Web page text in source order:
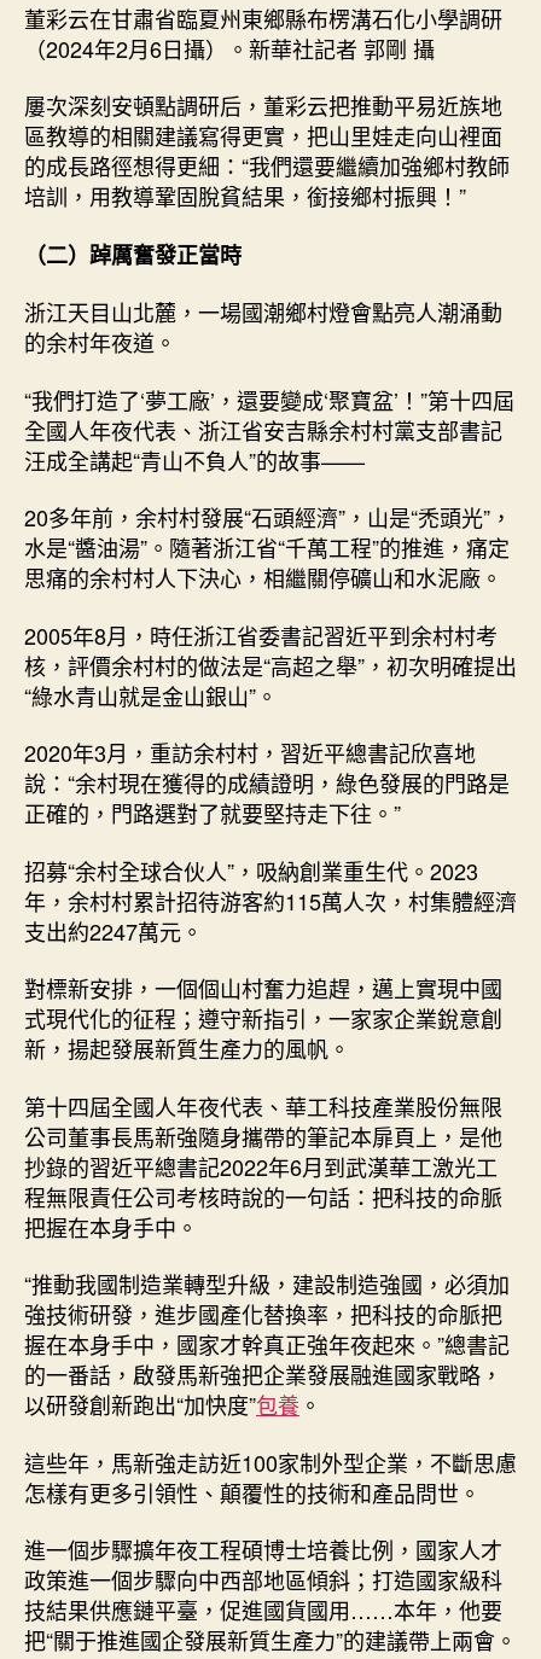
董彩云在甘肅省臨夏州東鄉縣布楞溝石化小學調研
（2024年2月6日攝）。新華社記者 郭剛 攝
屢次深刻安頓點調研后，董彩云把推動平易近族地
區教導的相關建議寫得更實，把山里娃走向山裡面
的成長路徑想得更細：“我們還要繼續加強鄉村教師
培訓，用教導鞏固脫貧結果，銜接鄉村振興！”
（二）踔厲奮發正當時
浙江天目山北麓，一場國潮鄉村燈會點亮人潮涌動
的余村年夜道。
“我們打造了‘夢工廠’，還要變成‘聚寶盆’！”第十四屆
全國人年夜代表、浙江省安吉縣余村村黨支部書記
汪成全講起“青山不負人”的故事——
20多年前，余村村發展“石頭經濟”，山是“禿頭光”，
水是“醬油湯”。隨著浙江省“千萬工程”的推進，痛定
思痛的余村村人下決心，相繼關停礦山和水泥廠。
2005年8月，時任浙江省委書記習近平到余村村考
核，評價余村村的做法是“高超之舉”，初次明確提出
“綠水青山就是金山銀山”。
2020年3月，重訪余村村，習近平總書記欣喜地
說：“余村現在獲得的成績證明，綠色發展的門路是
正確的，門路選對了就要堅持走下往。”
招募“余村全球合伙人”，吸納創業重生代。2023
年，余村村累計招待游客約115萬人次，村集體經濟
支出約2247萬元。
對標新安排，一個個山村奮力追趕，邁上實現中國
式現代化的征程；遵守新指引，一家家企業銳意創
新，揚起發展新質生產力的風帆。
第十四屆全國人年夜代表、華工科技產業股份無限
公司董事長馬新強隨身攜帶的筆記本扉頁上，是他
抄錄的習近平總書記2022年6月到武漢華工激光工
程無限責任公司考核時說的一句話：把科技的命脈
把握在本身手中。
“推動我國制造業轉型升級，建設制造強國，必須加
強技術研發，進步國產化替換率，把科技的命脈把
握在本身手中，國家才幹真正強年夜起來。”總書記
的一番話，啟發馬新強把企業發展融進國家戰略，
以研發創新跑出“加快度”包養 。
這些年，馬新強走訪近100家制外型企業，不斷思慮
怎樣有更多引領性、顛覆性的技術和產品問世。
進一個步驟擴年夜工程碩博士培養比例，國家人才
政策進一個步驟向中西部地區傾斜；打造國家級科
技結果供應鏈平臺，促進國貨國用……本年，他要
把“關于推進國企發展新質生產力”的建議帶上兩會。